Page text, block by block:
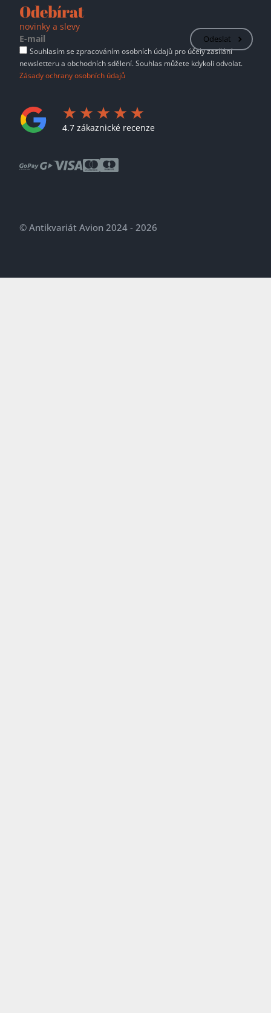
Odebírat
novinky a slevy
Odeslat
Souhlasím se zpracováním osobních údajů pro účely zasílání
newsletteru a obchodních sdělení. Souhlas můžete kdykoli odvolat.
Zásady ochrany osobních údajů
4.7 zákaznické recenze
© Antikvariát Avion 2024 - 2026